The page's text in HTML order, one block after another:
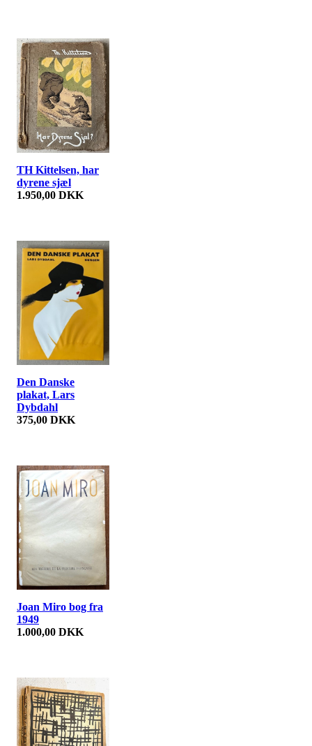
TH Kittelsen, har
dyrene sjæl
1.950,00 DKK
Den Danske
plakat, Lars
Dybdahl
375,00 DKK
Joan Miro bog fra
1949
1.000,00 DKK